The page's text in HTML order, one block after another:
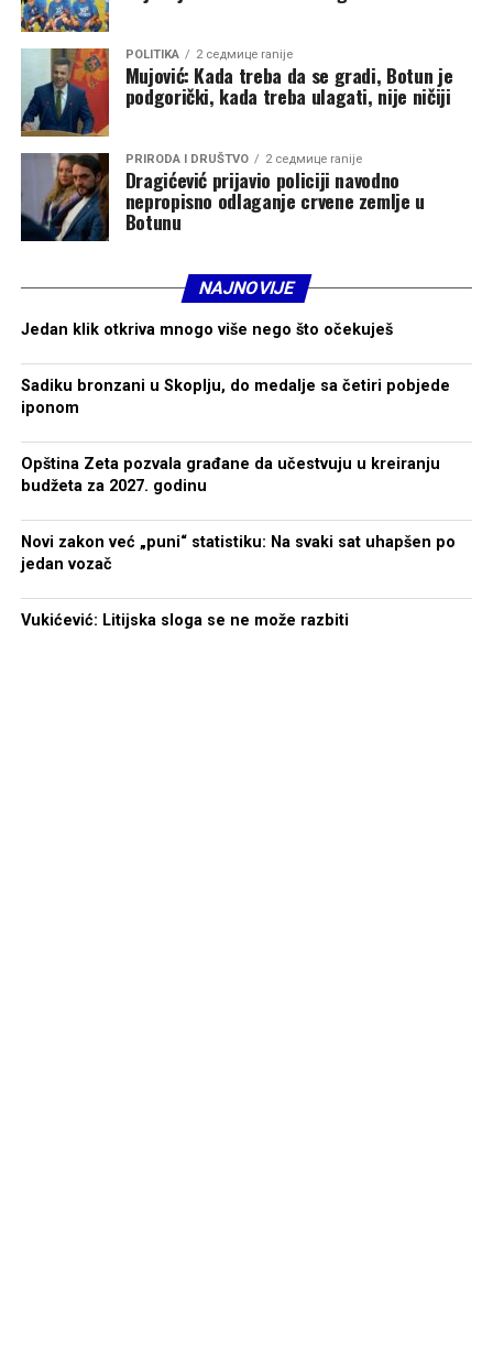
POLITIKA 2 седмице ranije
Mujović: Kada treba da se gradi, Botun je
podgorički, kada treba ulagati, nije ničiji
PRIRODA I DRUŠTVO 2 седмице ranije
Dragićević prijavio policiji navodno
nepropisno odlaganje crvene zemlje u
Botunu
NAJNOVIJE
Jedan klik otkriva mnogo više nego što očekuješ
Sadiku bronzani u Skoplju, do medalje sa četiri pobjede
iponom
Opština Zeta pozvala građane da učestvuju u kreiranju
budžeta za 2027. godinu
Novi zakon već „puni“ statistiku: Na svaki sat uhapšen po
jedan vozač
Vukićević: Litijska sloga se ne može razbiti